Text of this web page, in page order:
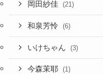
岡田紗佳 (21)
和泉芳怜 (6)
いけちゃん (3)
今森茉耶 (1)